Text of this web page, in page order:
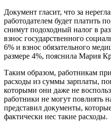
Документ гласит, что за
работодателем будет пла­тить
снимут подоходный налог в
взнос государственного
6% и взнос обязательного
размере 4%, пояснила Мария
Таким образом, работникам
расходы из суммы зарплаты,
кото­рыми они даже не
работники не могут повлиять
представил документы,
фактически нес такие расходы.